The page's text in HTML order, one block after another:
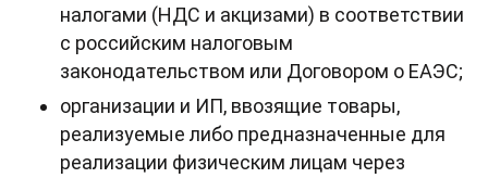
налогами (НДС и акцизами) в соответствии
с российским налоговым
законодательством или Договором о ЕАЭС;
организации и ИП, ввозящие товары,
реализуемые либо предназначенные для
реализации физическим лицам через